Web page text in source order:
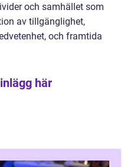
och samhället som
av tillgänglighet,
och framtida
här